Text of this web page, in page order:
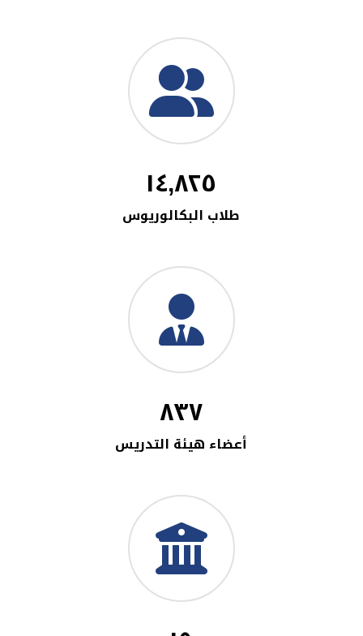
١٤,٨٢٥
طلاب البكالوريوس
٨٣٧
أعضاء هيئة التدريس